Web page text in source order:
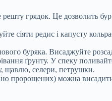
решту грядок. Це дозволить
сіяти редис і капусту
буряка. Висаджуйте
ґрунту. У спеку
щавлю, селери, петрушки.
пророщених) можна